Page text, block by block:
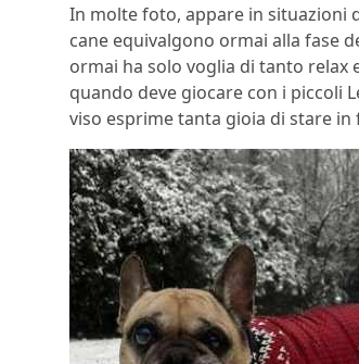
In molte foto, appare in situazioni
cane equivalgono ormai alla fase
ormai ha solo voglia di tanto relax
quando deve giocare con i piccoli
viso esprime tanta gioia di stare in